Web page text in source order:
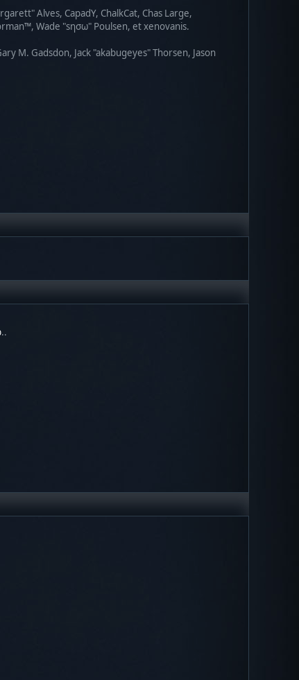
Alves, CapadY, ChalkCat, Chas Large,
Wade "sησω" Poulsen, et xenovanis.
M. Gadsdon, Jack "akabugeyes" Thorsen, Jason
..